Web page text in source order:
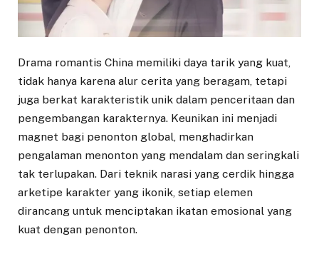
Drama romantis China memiliki daya tarik yang kuat,
tidak hanya karena alur cerita yang beragam, tetapi
juga berkat karakteristik unik dalam penceritaan dan
pengembangan karakternya. Keunikan ini menjadi
magnet bagi penonton global, menghadirkan
pengalaman menonton yang mendalam dan seringkali
tak terlupakan. Dari teknik narasi yang cerdik hingga
arketipe karakter yang ikonik, setiap elemen
dirancang untuk menciptakan ikatan emosional yang
kuat dengan penonton.